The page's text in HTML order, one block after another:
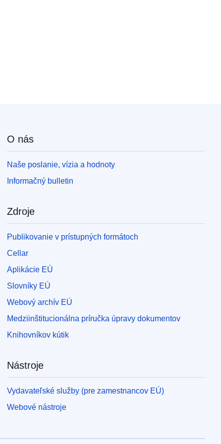
O nás
Naše poslanie, vízia a hodnoty
Informačný bulletin
Zdroje
Publikovanie v prístupných formátoch
Cellar
Aplikácie EÚ
Slovníky EÚ
Webový archív EÚ
Medziinštitucionálna príručka úpravy dokumentov
Knihovníkov kútik
Nástroje
Vydavateľské služby (pre zamestnancov EÚ)
Webové nástroje